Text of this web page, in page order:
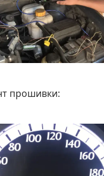
прошивки: